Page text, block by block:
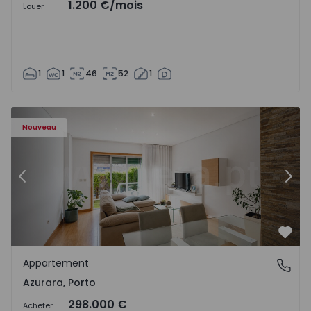
Louer 1.200 €/mois
1 1 46 52 1
Nouveau
Appartement T2 Vila do Conde, Azurara - 1575755 - 3
Précédent
Azurara, Porto
Appartement
Azurara, Porto
Acheter 298.000 €